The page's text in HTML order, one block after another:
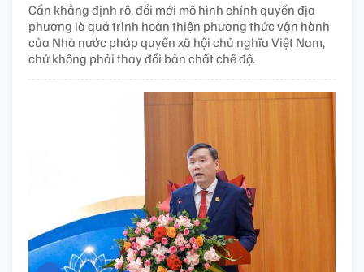
Cần khẳng định rõ, đổi mới mô hình chính quyền địa
phương là quá trình hoàn thiện phương thức vận hành
của Nhà nước pháp quyền xã hội chủ nghĩa Việt Nam,
chứ không phải thay đổi bản chất chế độ.